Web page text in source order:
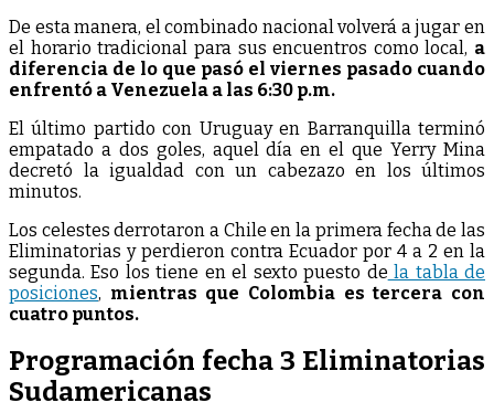
De esta manera, el combinado nacional volverá a jugar en
el horario tradicional para sus encuentros como local, a
diferencia de lo que pasó el viernes pasado cuando
enfrentó a Venezuela a las 6:30 p.m.
El último partido con Uruguay en Barranquilla terminó
empatado a dos goles, aquel día en el que Yerry Mina
decretó la igualdad con un cabezazo en los últimos
minutos.
Los celestes derrotaron a Chile en la primera fecha de las
Eliminatorias y perdieron contra Ecuador por 4 a 2 en la
segunda. Eso los tiene en el sexto puesto de la tabla de
posiciones, mientras que Colombia es tercera con
cuatro puntos.
Programación fecha 3 Eliminatorias
Sudamericanas